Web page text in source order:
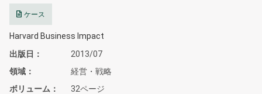
ケース
Harvard Business Impact
出版日
2013/07
領域
経営・戦略
ボリューム
32ページ